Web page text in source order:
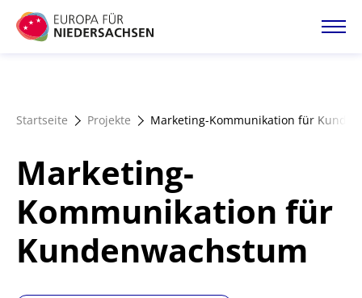
Direkt
zum
Förderangebote
Magazin
Startseite Projekte Marketing-Kommunikation für
Marketing-
Kommunikation für
Kundenwachstum